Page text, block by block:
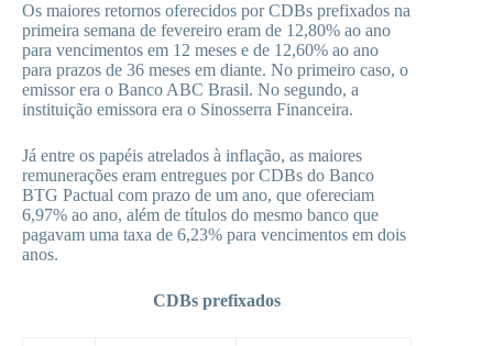
Os maiores retornos oferecidos por CDBs prefixados na
primeira semana de fevereiro eram de 12,80% ao ano
para vencimentos em 12 meses e de 12,60% ao ano
para prazos de 36 meses em diante. No primeiro caso, o
emissor era o Banco ABC Brasil. No segundo, a
instituição emissora era o Sinosserra Financeira.
Já entre os papéis atrelados à inflação, as maiores
remunerações eram entregues por CDBs do Banco
BTG Pactual com prazo de um ano, que ofereciam
6,97% ao ano, além de títulos do mesmo banco que
pagavam uma taxa de 6,23% para vencimentos em dois
anos.
CDBs prefixados